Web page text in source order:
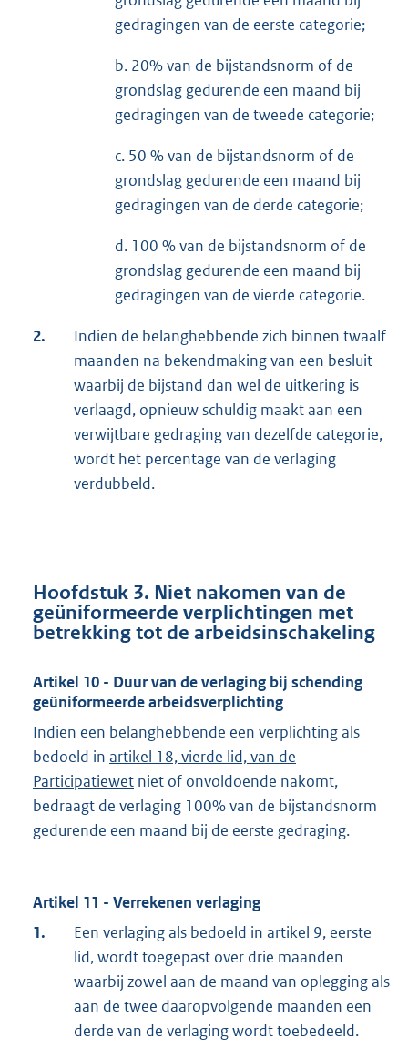
gedragingen van de eerste categorie;
b. 20% van de bijstandsnorm of de
grondslag gedurende een maand bij
gedragingen van de tweede categorie;
c. 50 % van de bijstandsnorm of de
grondslag gedurende een maand bij
gedragingen van de derde categorie;
d. 100 % van de bijstandsnorm of de
grondslag gedurende een maand bij
gedragingen van de vierde categorie.
2.
Indien de belanghebbende zich binnen twaalf
maanden na bekendmaking van een besluit
waarbij de bijstand dan wel de uitkering is
verlaagd, opnieuw schuldig maakt aan een
verwijtbare gedraging van dezelfde categorie,
wordt het percentage van de verlaging
verdubbeld.
Hoofdstuk 3. Niet nakomen van de
geüniformeerde verplichtingen met
betrekking tot de arbeidsinschakeling
Artikel 10 - Duur van de verlaging bij schending
geüniformeerde arbeidsverplichting
Indien een belanghebbende een verplichting als
bedoeld in artikel 18, vierde lid, van de
Participatiewet niet of onvoldoende nakomt,
bedraagt de verlaging 100% van de bijstandsnorm
gedurende een maand bij de eerste gedraging.
Artikel 11 - Verrekenen verlaging
1.
Een verlaging als bedoeld in artikel 9, eerste
lid, wordt toegepast over drie maanden
waarbij zowel aan de maand van oplegging als
aan de twee daaropvolgende maanden een
derde van de verlaging wordt toebedeeld.